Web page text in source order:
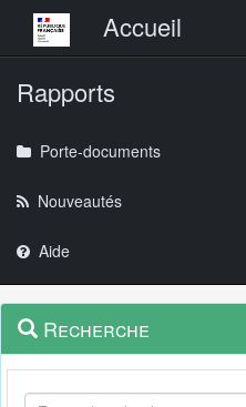
Menu principalAccueil
Rapports
Porte-documents
Nouveautés
Aide
Navigation
outils
Menu
contextuel
Recherche